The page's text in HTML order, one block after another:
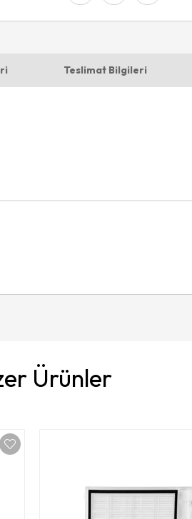
Teslimat Bilgileri
Ürünler